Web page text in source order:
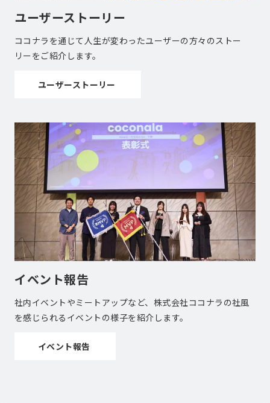
ユーザーストーリー
ココナラを通じて人生が変わったユーザーの方々のストー
リーをご紹介します。
ユーザーストーリー
イベント報告
社内イベントやミートアップなど、株式会社ココナラの社風
を感じられるイベントの様子を紹介します。
イベント報告